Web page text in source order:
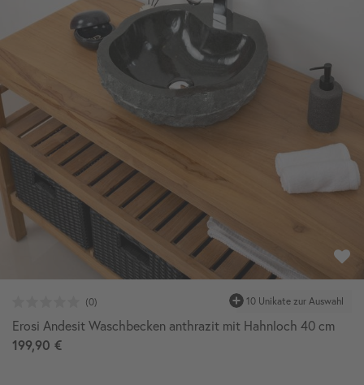
10 Unikate zur Auswahl
Erosi Andesit Waschbecken anthrazit mit Hahnloch 40 cm
199,90 €